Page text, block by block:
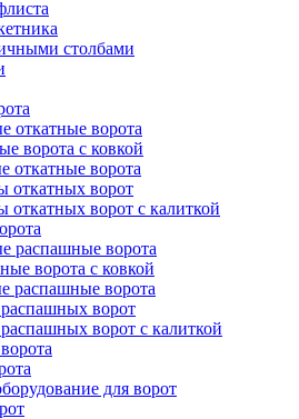
столбами
откатные ворота
ворота с ковкой
откатные ворота
откатных ворот
откатных ворот с калиткой
распашные ворота
ворота с ковкой
распашные ворота
ворот
ворот с калиткой
для ворот